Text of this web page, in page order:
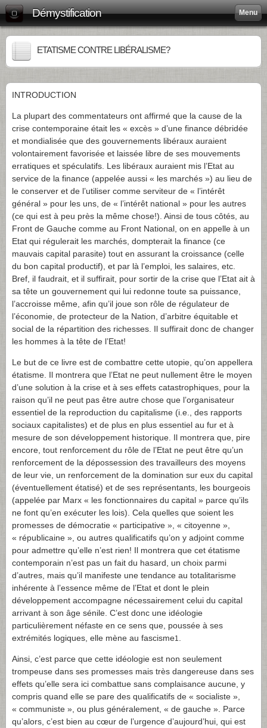
Démystification Menu
ETATISME CONTRE LIBÉRALISME?
INTRODUCTION
La plupart des commentateurs ont affirmé que la cause de la
crise contemporaine était les « excès » d’une finance débridée
et mondialisée que des gouvernements libéraux auraient
volontairement favorisée et laissée libre de ses mouvements
erratiques et spéculatifs. Les libéraux auraient mis l’Etat au
service de la finance (appelée aussi « les marchés ») au lieu de
le conserver et de l’utiliser comme serviteur de « l’intérêt
général » pour les uns, de « l’intérêt national » pour les autres
(ce qui est à peu près la même chose!). Ainsi de tous côtés, au
Front de Gauche comme au Front National, on en appelle à un
Etat qui régulerait les marchés, dompterait la finance (ce
mauvais capital parasite) tout en assurant la croissance (celle
du bon capital productif), et par là l’emploi, les salaires, etc.
Bref, il faudrait, et il suffirait, pour sortir de la crise que l’Etat ait à
sa tête un gouvernement qui lui redonne toute sa puissance,
l’accroisse même, afin qu’il joue son rôle de régulateur de
l’économie, de protecteur de la Nation, d’arbitre équitable et
social de la répartition des richesses. Il suffirait donc de changer
les hommes à la tête de l’Etat!
Le but de ce livre est de combattre cette utopie, qu’on appellera
étatisme. Il montrera que l’Etat ne peut nullement être le moyen
d’une solution à la crise et à ses effets catastrophiques, pour la
raison qu’il ne peut pas être autre chose que l’organisateur
essentiel de la reproduction du capitalisme (i.e., des rapports
sociaux capitalistes) et de plus en plus essentiel au fur et à
mesure de son développement historique. Il montrera que, pire
encore, tout renforcement du rôle de l’Etat ne peut être qu’un
renforcement de la dépossession des travailleurs des moyens
de leur vie, un renforcement de la domination sur eux du capital
(éventuellement étatisé) et de ses représentants, les bourgeois
(appelée par Marx « les fonctionnaires du capital » parce qu’ils
ne font qu’en exécuter les lois). Cela quelles que soient les
promesses de démocratie « participative », « citoyenne »,
« républicaine », ou autres qualificatifs qu’on y adjoint comme
pour admettre qu’elle n’est rien! Il montrera que cet étatisme
contemporain n’est pas un fait du hasard, un choix parmi
d’autres, mais qu’il manifeste une tendance au totalitarisme
inhérente à l’essence même de l’Etat et dont le plein
développement accompagne nécessairement celui du capital
arrivant à son âge sénile. C’est donc une idéologie
particulièrement néfaste en ce sens que, poussée à ses
extrémités logiques, elle mène au fascisme1
Ainsi, c’est parce que cette idéologie est non seulement
trompeuse dans ses promesses mais très dangereuse dans ses
effets qu’elle sera ici combattue sans complaisance aucune, y
compris quand elle se pare des qualificatifs de « socialiste »,
« communiste », ou plus généralement, « de gauche ». Parce
qu’alors, c’est bien au cœur de l’urgence d’aujourd’hui, qui est